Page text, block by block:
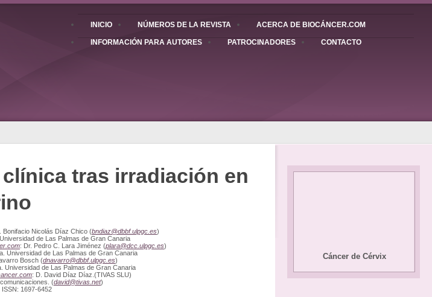
INICIO NÚMEROS DE LA REVISTA ACERCA DE BIOCÁNCER.COM
INFORMACIÓN PARA AUTORES PATROCINADORES CONTACTO
Cáncer de Cérvix
tras irradiación en
Bonifacio Nicolás Díaz Chico (bndiaz@dbbf.ulpgc.es)
de Las Palmas de Gran Canaria
: Dr. Pedro C. Lara Jiménez (plara@dcc.ulpgc.es)
Universidad de Las Palmas de Gran Canaria
Bosch (dnavarro@dbbf.ulpgc.es)
Universidad de Las Palmas de Gran Canaria
: D. David Díaz Díaz.(TIVAS SLU)
(david@tivas.net)
ISSN: 1697-6452